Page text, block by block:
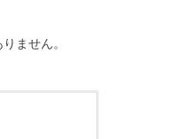
ません。